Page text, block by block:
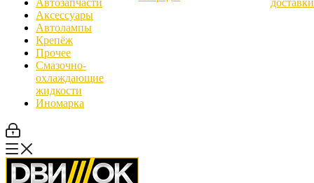
Автозапчасти
Аксессуары
Автолампы
Крепёж
Прочее
Смазочно-
охлаждающие
жидкости
Иномарка
доставки